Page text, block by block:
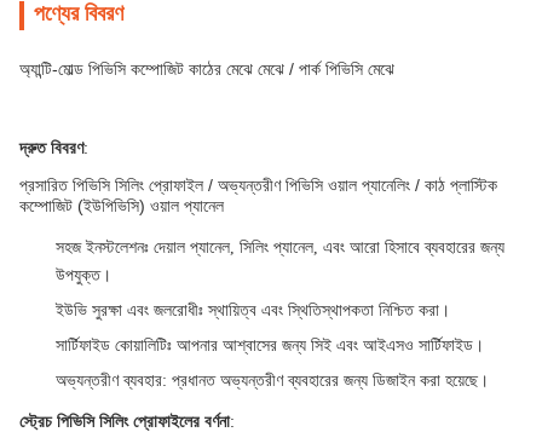
পণ্যের বিবরণ
অ্যান্টি-মোল্ড পিভিসি কম্পোজিট কাঠের মেঝে মেঝে / পার্ক পিভিসি মেঝে
দ্রুত বিবরণ:
প্রসারিত পিভিসি সিলিং প্রোফাইল / অভ্যন্তরীণ পিভিসি ওয়াল প্যানেলিং / কাঠ প্লাস্টিক
কম্পোজিট (ইউপিভিসি) ওয়াল প্যানেল
সহজ ইনস্টলেশনঃ দেয়াল প্যানেল, সিলিং প্যানেল, এবং আরো হিসাবে ব্যবহারের জন্য
উপযুক্ত।
ইউভি সুরক্ষা এবং জলরোধীঃ স্থায়িত্ব এবং স্থিতিস্থাপকতা নিশ্চিত করা।
সার্টিফাইড কোয়ালিটিঃ আপনার আশ্বাসের জন্য সিই এবং আইএসও সার্টিফাইড।
অভ্যন্তরীণ ব্যবহার: প্রধানত অভ্যন্তরীণ ব্যবহারের জন্য ডিজাইন করা হয়েছে।
স্ট্রেচ পিভিসি সিলিং প্রোফাইলের বর্ণনা: